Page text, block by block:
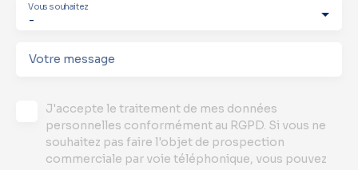
-
Vous souhaitez
Votre message
J'accepte le traitement de mes données
personnelles conformément au RGPD. Si vous ne
souhaitez pas faire l'objet de prospection
commerciale par voie téléphonique, vous pouvez